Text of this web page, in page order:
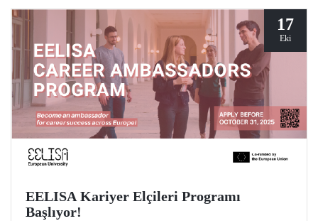
17
Eki
EELISA Kariyer Elçileri Programı
Başlıyor!